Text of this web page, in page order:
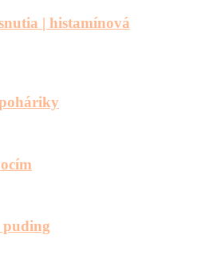
| histamínová